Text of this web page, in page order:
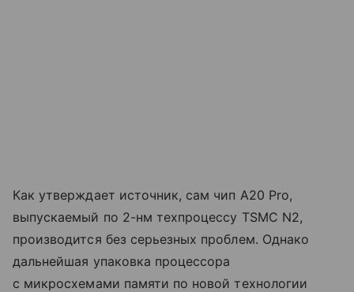
Как утверждает источник, сам чип A20 Pro,
выпускаемый по 2-нм техпроцессу TSMC N2,
производится без серьезных проблем. Однако
дальнейшая упаковка процессора
с микросхемами памяти по новой технологии